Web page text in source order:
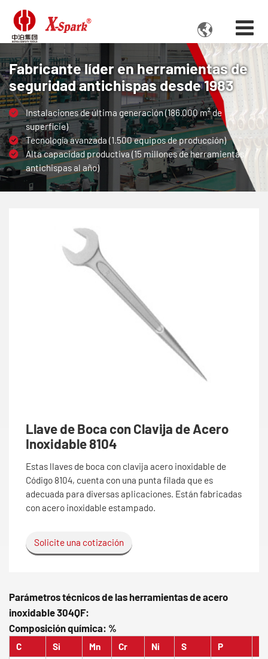

Fabricante líder en herramientas de
seguridad antichispas desde 1983
Instalaciones de última generación (186.000 m² de
superficie)
Tecnología avanzada (1.500 equipos de producción)
Alta capacidad productiva (15 millones de herramientas
antichispas al año)
Llave de Boca con Clavija de Acero
Inoxidable 8104
Estas llaves de boca con clavija acero inoxidable de
Código 8104, cuenta con una punta filada que es
adecuada para diversas aplicaciones. Están fabricadas
con acero inoxidable estampado.
Solicite una cotización
Parámetros técnicos de las herramientas de acero
inoxidable 304QF:
Composición química: %
C Si Mn Cr Ni S P